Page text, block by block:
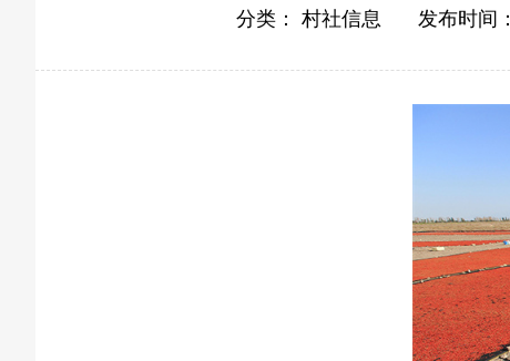
分类： 村社信息 发布时间：